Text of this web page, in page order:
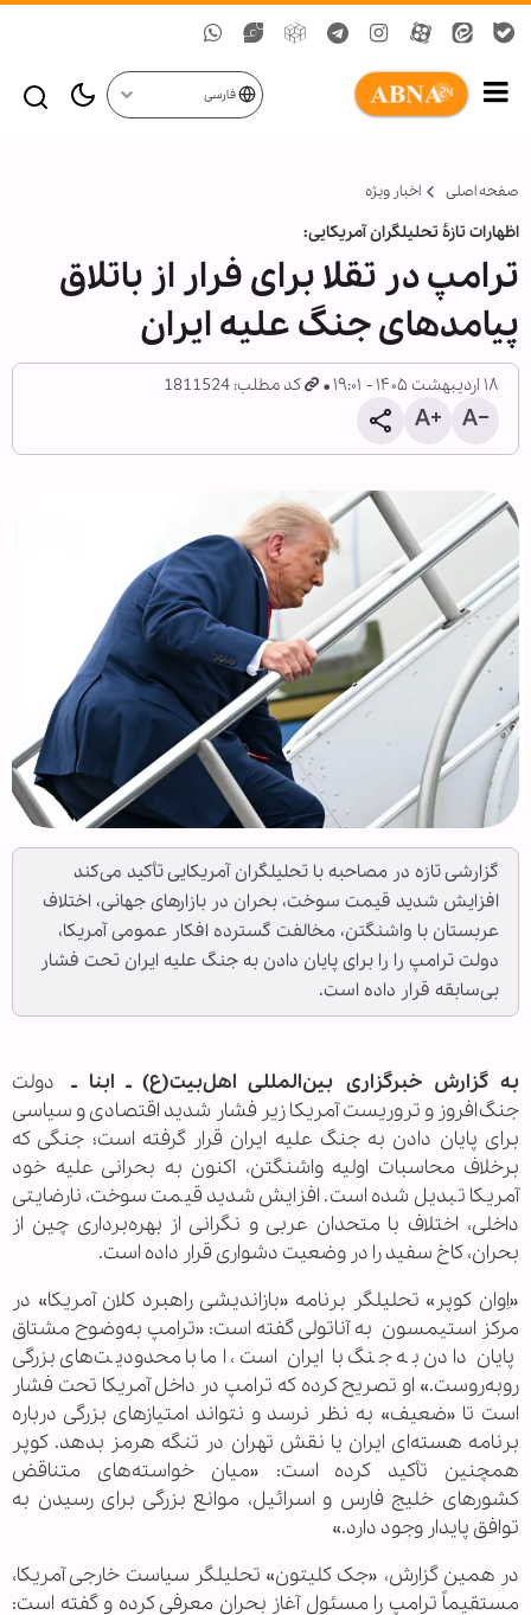
فارسی
صفحه اصلی اخبار ویژه
اظهارات تازۀ تحلیلگران آمریکایی:
ترامپ در تقلا برای فرار از باتلاق
پیامدهای جنگ علیه ایران
۱۸ اردیبهشت ۱۴۰۵ - ۱۹:۰۱ کد مطلب: 1811524
گزارشی تازه در مصاحبه با تحلیلگران آمریکایی تأکید می‌کند
افزایش شدید قیمت سوخت، بحران در بازارهای جهانی، اختلاف
عربستان با واشنگتن، مخالفت گسترده افکار عمومی آمریکا،
دولت ترامپ را را برای پایان دادن به جنگ علیه ایران تحت فشار
بی‌سابقه قرار داده است.
به گزارش خبرگزاری بین‌المللی اهل‌بیت(ع) ـ ابنا ـدولت
جنگ‌افروز و تروریست آمریکا زیر فشار شدید اقتصادی و سیاسی
برای پایان دادن به جنگ علیه ایران قرار گرفته است؛ جنگی که
برخلاف محاسبات اولیه واشنگتن، اکنون به بحرانی علیه خود
آمریکا تبدیل شده است. افزایش شدید قیمت سوخت، نارضایتی
داخلی، اختلاف با متحدان عربی و نگرانی از بهره‌برداری چین از
بحران، کاخ سفید را در وضعیت دشواری قرار داده است.
«اِوان کوپر» تحلیلگر برنامه «بازاندیشی راهبرد کلان آمریکا» در
مرکز استیمسون به آناتولی گفته است: «ترامپ به‌وضوح مشتاق
پایان دادن به جنگ با ایران است، اما با محدودیت‌های بزرگی
روبه‌روست.» او تصریح کرده که ترامپ در داخل آمریکا تحت فشار
است تا «ضعیف» به نظر نرسد و نتواند امتیازهای بزرگی درباره
برنامه هسته‌ای ایران یا نقش تهران در تنگه هرمز بدهد. کوپر
همچنین تأکید کرده است: «میان خواسته‌های متناقض
کشورهای خلیج فارس و اسرائیل، موانع بزرگی برای رسیدن به
توافق پایدار وجود دارد.»
در همین گزارش، «جک کلیتون» تحلیلگر سیاست خارجی آمریکا،
مستقیماً ترامپ را مسئول آغاز بحران معرفی کرده و گفته است: